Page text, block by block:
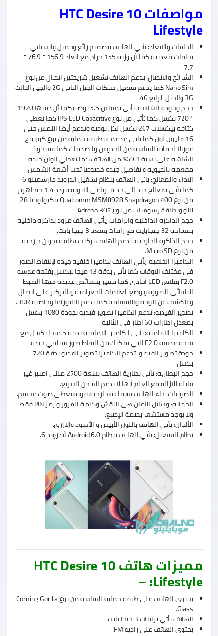
مواصفات HTC Desire 10
Lifestyle
الخامات والابعاد: يأتي الهاتف بتصميم رائع وجميل وانسيابي
بخامات معدنيه كما أن وزنه 155 جرام مع ابعاد 156.9 * 76.9 *
7.7.
الشرائح والاتصال: يدعم الهاتف تشغيل شريحتين اتصال من نوع
Nano Sim كما يدعم تشغيل شبكات الجيل الثاني 2G والجيل الثالث
3G والجيل الرابع 4G.
حجم وجودة الشاشه: تأتى بمقاس 5.5 بوصه كما أن دقتها 1920
* 720 بكسل كما تأتي من نوع IPS LCD Capacitive كما تعطي
كثافه بيكسلات 267 بكسل لكل بوصه وتدعم أيضا اللمس حتى
16 مليون لون كما تاتي مدعمه بطبقة حمايه من نوع كورنينج
غوريلا لحماية الشاشه من الخدوش والصدمات كما تستحوذ
الشاشه على نسبة 69.1% من الهاتف كما تعطي الوان جيده
مفعمه بالحيويه و تفاصيل جيده خصوصا تحت أشعة الشمس.
الاداء والمعالج: ياتي الهاتف بنظام تشغيل اندرويد مارشميلو 6
كما يأتى بمعالج جيد الى حد ما رباعي الانويه بتردد 1.4 جيجاهرتز
من نوع Qualcomm MSM8928 Snapdragon 400 بتكنولوجيا 28
نانو وبطاقة رسوميات من نوع Adreno 305.
حجم الذاكره الداخليه والرامات: يأتي الهاتف مزود بذاكره داخليه
بمساحة 32 جيجابايت مع رامات بسعة 3 جيجا بايت.
حجم الذاكرة الخارجية: يدعم الهاتف تركيب بطاقة تخزين خارجيه
من نوع Micro SD.
الكاميرا الخلفيه: يأتي الهاتف بكاميرا خلفيه جيده لإلتقاط الصور
في مختلف الاوقات كما تأتى بدقة 13 ميجا بيكسل بفتحة عدسه
F2.0 بفلاش LED أحادى كما تتميز بخصائص عديده منها الضبط
التلقائى للصوره و وضع العلامات الجغرافيه و التركيز على اتصال
و الكشف عن الوجه والابتسامه كما تدعم البانوراما وخاصية HDR.
تصوير الفيديو: تدعم الكاميرا تصوير فيديو بجودة 1080 بكسل
بمعدل اطارات 60 اطار في الثانيه.
الكاميرا الاماميه: تأتي الكاميرا الاماميه بدقة 5 ميجا بكسل مع
فتحة عدسه F2.0 التي تمكنك من التقاط صور سيلفي جيده.
جودة تصوير الفيديو: تدعم الكاميرا تصوير الفديو بدقة 720
بكسل.
حجم البطاريه: تأتي بطارية الهاتف بسعة 2700 مللي امبير غير
قابله للازاله مع العلم أنها لا تدعم الشحن السريع.
الصوتيات: جاء الهاتف بسماعه خارجيه قويه تعطى صوت مجسم.
الحمايه: وسائل الأمان هى النقش وكلمة المرور و رمز PIN فقط
ولا يوجد مستشعر بصمة الإصبع.
الألوان: يأتي الهاتف باللون الأبيض و الأسود والازرق.
نظام التشغيل: يأتي الهاتف بنظام Android 6.0 أندرويد 6.
مميزات هاتف HTC Desire 10
Lifestyle: –
يحتوى الهاتف على طبقة حمايه للشاشه من نوع Corning Gorilla
Glass.
الهاتف يأتي برامات 3 جيجا بايت.
يحتوى الهاتف على راديو FM.